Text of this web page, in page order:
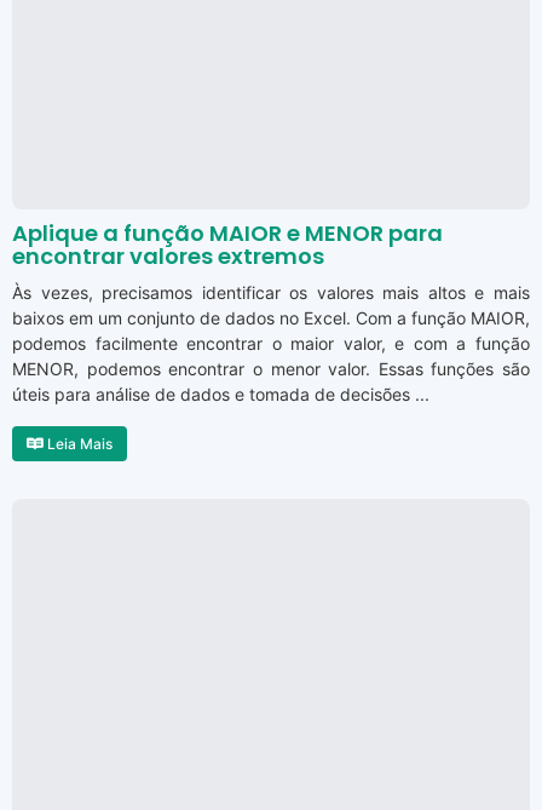
Aplique a função MAIOR e MENOR para
encontrar valores extremos
Às vezes, precisamos identificar os valores mais altos e mais
baixos em um conjunto de dados no Excel. Com a função MAIOR,
podemos facilmente encontrar o maior valor, e com a função
MENOR, podemos encontrar o menor valor. Essas funções são
úteis para análise de dados e tomada de decisões ...
Leia Mais